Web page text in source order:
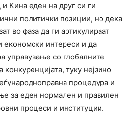
Кина еден на друг си ги
политички позиции, но дека
во фаза да ги артикулираат
економски интереси и да
управување со глобалните
конкуренцијата, туку нејзино
процедура и
за еден нормален и правилен
процеси и институции.